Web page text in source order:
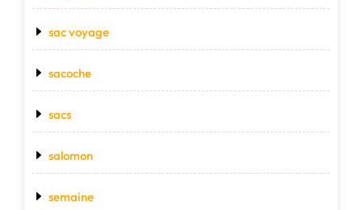
sac voyage
sacoche
sacs
salomon
semaine